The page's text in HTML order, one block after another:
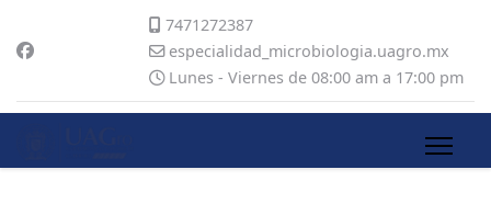
7471272387
especialidad_microbiologia.uagro.mx
Lunes - Viernes de 08:00 am a 17:00 pm